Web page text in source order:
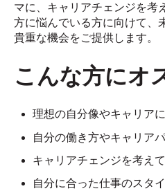
マに、キャリアチェンジを考
方に悩んでいる方に向けて、
貴重な機会をご提供します。
こんな方にオ
理想の自分像やキャリア
自分の働き方やキャリア
キャリアチェンジを考え
自分に合った仕事のスタ